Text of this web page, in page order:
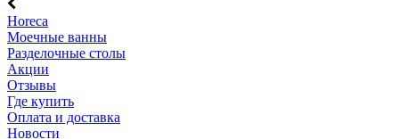
Horeca
Моечные ванны
Разделочные столы
Акции
Отзывы
Где купить
Оплата и доставка
Новости